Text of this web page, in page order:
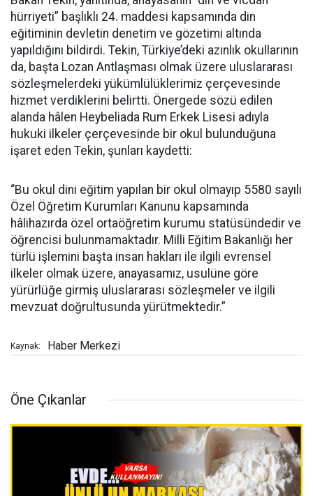
hürriyeti” başlıklı 24. maddesi kapsamında din
eğitiminin devletin denetim ve gözetimi altında
yapıldığını bildirdi. Tekin, Türkiye’deki azınlık okullarının
da, başta Lozan Antlaşması olmak üzere uluslararası
sözleşmelerdeki yükümlülüklerimiz çerçevesinde
hizmet verdiklerini belirtti. Önergede sözü edilen
alanda hâlen Heybeliada Rum Erkek Lisesi adıyla
hukuki ilkeler çerçevesinde bir okul bulunduğuna
işaret eden Tekin, şunları kaydetti:
“Bu okul dini eğitim yapılan bir okul olmayıp 5580 sayılı
Özel Öğretim Kurumları Kanunu kapsamında
hâlihazırda özel ortaöğretim kurumu statüsündedir ve
öğrencisi bulunmamaktadır. Milli Eğitim Bakanlığı her
türlü işlemini başta insan hakları ile ilgili evrensel
ilkeler olmak üzere, anayasamız, usulüne göre
yürürlüğe girmiş uluslararası sözleşmeler ve ilgili
mevzuat doğrultusunda yürütmektedir.”
Kaynak: Haber Merkezi
Öne Çıkanlar